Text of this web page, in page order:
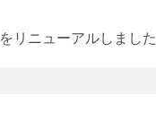
リニューアルしました